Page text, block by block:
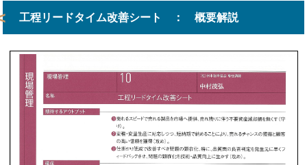
工程リードタイム改善シート ： 概要解説